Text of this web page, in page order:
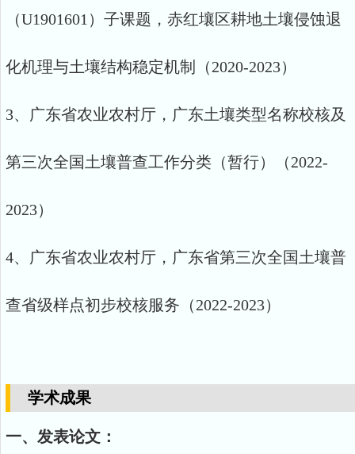
（U1901601 ） 子课题， 赤红壤区耕地土壤侵蚀退
化机理与土壤结构稳定机制（2020-2023）
3、广东省农业农村厅， 广东土壤类型名称校核及
第三次全国土壤普查工作分类（暂行） （2022-
2023）
4、广东省农业农村厅， 广东省第三次全国土壤普
查省级样点初步校核服务 （2022-2023）
学术成果
一、发表论文：